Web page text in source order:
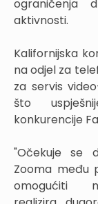
ograničenja
aktivnosti.
Kalifornijska
na odjel za
za servis
što
konkurencije
"Očekuje se
Zooma među
omogućiti